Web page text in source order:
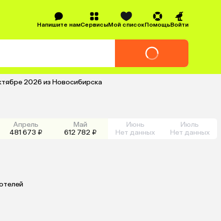
Напишите намСервисыМой списокПомощьВойти
2026 из Новосибирска
Апрель
481 673 ₽
Май
612 782 ₽
Июнь
Нет данных
Июль
Нет данных